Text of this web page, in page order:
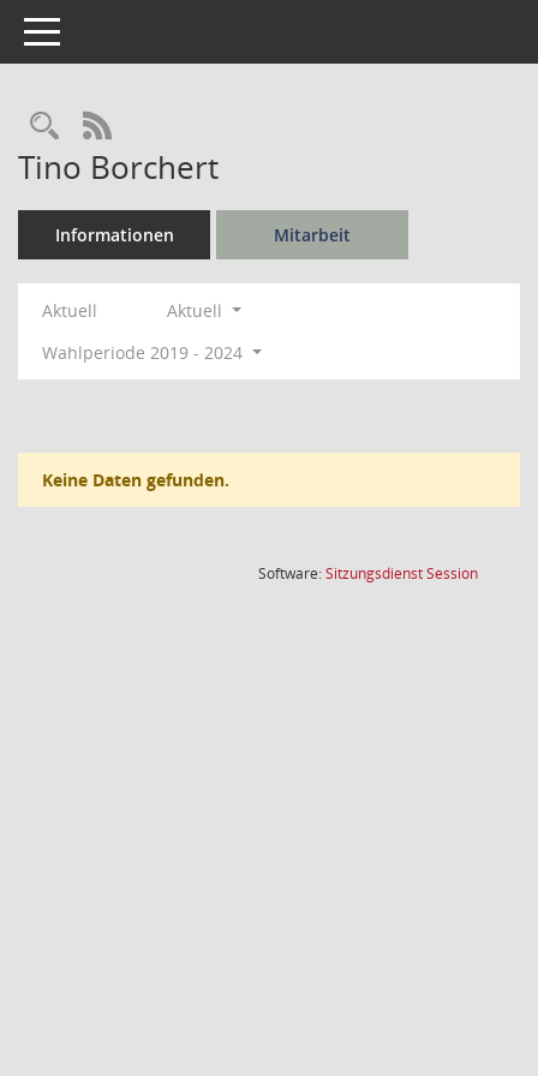
Toggle navigation
Rechercheauswahl
RSS-Feed
Tino Borchert
Informationen Mitarbeit
Aktuell
Aktuell
Wahlperiode 2019 - 2024
Keine Daten gefunden.
Software:SitzungsdienstSession(Wird in